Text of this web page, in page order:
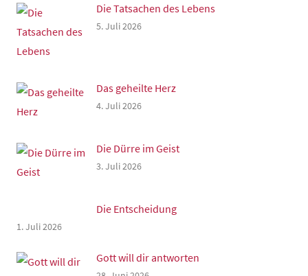
Die Tatsachen des Lebens
5. Juli 2026
Das geheilte Herz
4. Juli 2026
Die Dürre im Geist
3. Juli 2026
Die Entscheidung
1. Juli 2026
Gott will dir antworten